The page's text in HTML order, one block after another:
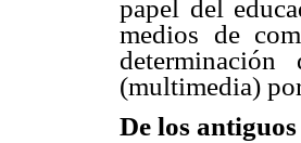
papel del
medios de
(multimedia)
De los